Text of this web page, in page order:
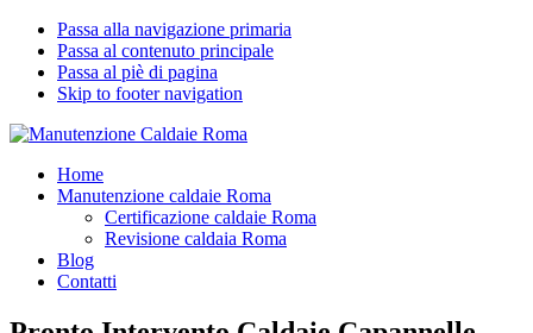
Passa alla navigazione primaria
Passa al contenuto principale
Passa al piè di pagina
Skip to footer navigation
Manutenzione Caldaie Roma
Pronto Intervento Caldaie Roma
Home
Manutenzione caldaie Roma
Certificazione caldaie Roma
Revisione caldaia Roma
Blog
Contatti